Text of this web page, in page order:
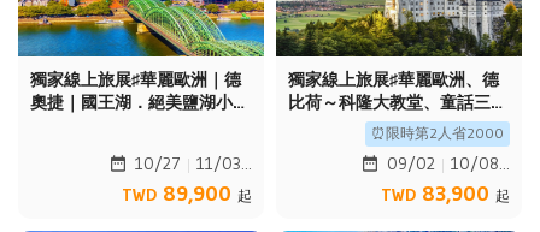
獨家線上旅展♯華麗歐洲｜德
奧捷｜國王湖．絕美鹽湖小
10/27
11/03
TWD 89,900 起
獨家線上旅展♯華麗歐洲、德
比荷～科隆大教堂、童話三城
遊船、鹿特丹方塊屋、羅曼蒂
克大道10日
⏰限時第2人省2000
09/02
10/08
TWD 83,900 起